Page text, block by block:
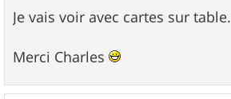
Je vais voir avec cartes sur table.
Merci Charles